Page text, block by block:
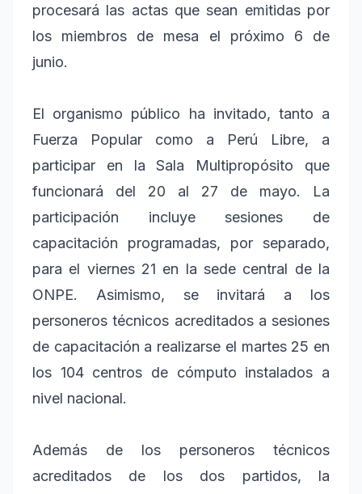
procesará las actas que sean emitidas por
los miembros de mesa el próximo 6 de
junio.
El organismo público ha invitado, tanto a
Fuerza Popular como a Perú Libre, a
participar en la Sala Multipropósito que
funcionará del 20 al 27 de mayo. La
participación incluye sesiones de
capacitación programadas, por separado,
para el viernes 21 en la sede central de la
ONPE. Asimismo, se invitará a los
personeros técnicos acreditados a sesiones
de capacitación a realizarse el martes 25 en
los 104 centros de cómputo instalados a
nivel nacional.
Además de los personeros técnicos
acreditados de los dos partidos, la